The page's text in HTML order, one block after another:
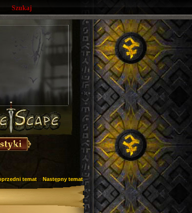
Szukaj
temat :: Następny temat